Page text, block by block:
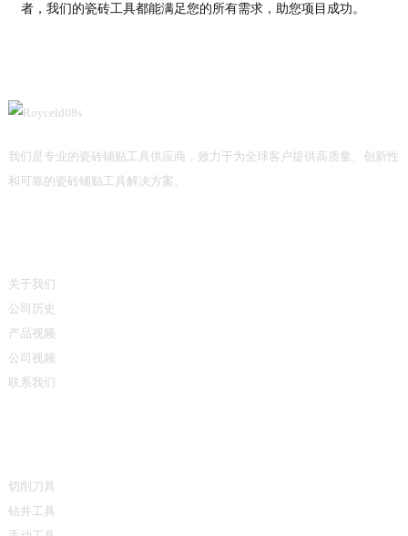
者，我们的瓷砖工具都能满足您的所有需求，助您项目成功。
我们是专业的瓷砖铺贴工具供应商，致力于为全球客户提供高质量、创新性
和可靠的瓷砖铺贴工具解决方案。
关于我们
公司历史
产品视频
公司视频
联系我们
切削刀具
钻井工具